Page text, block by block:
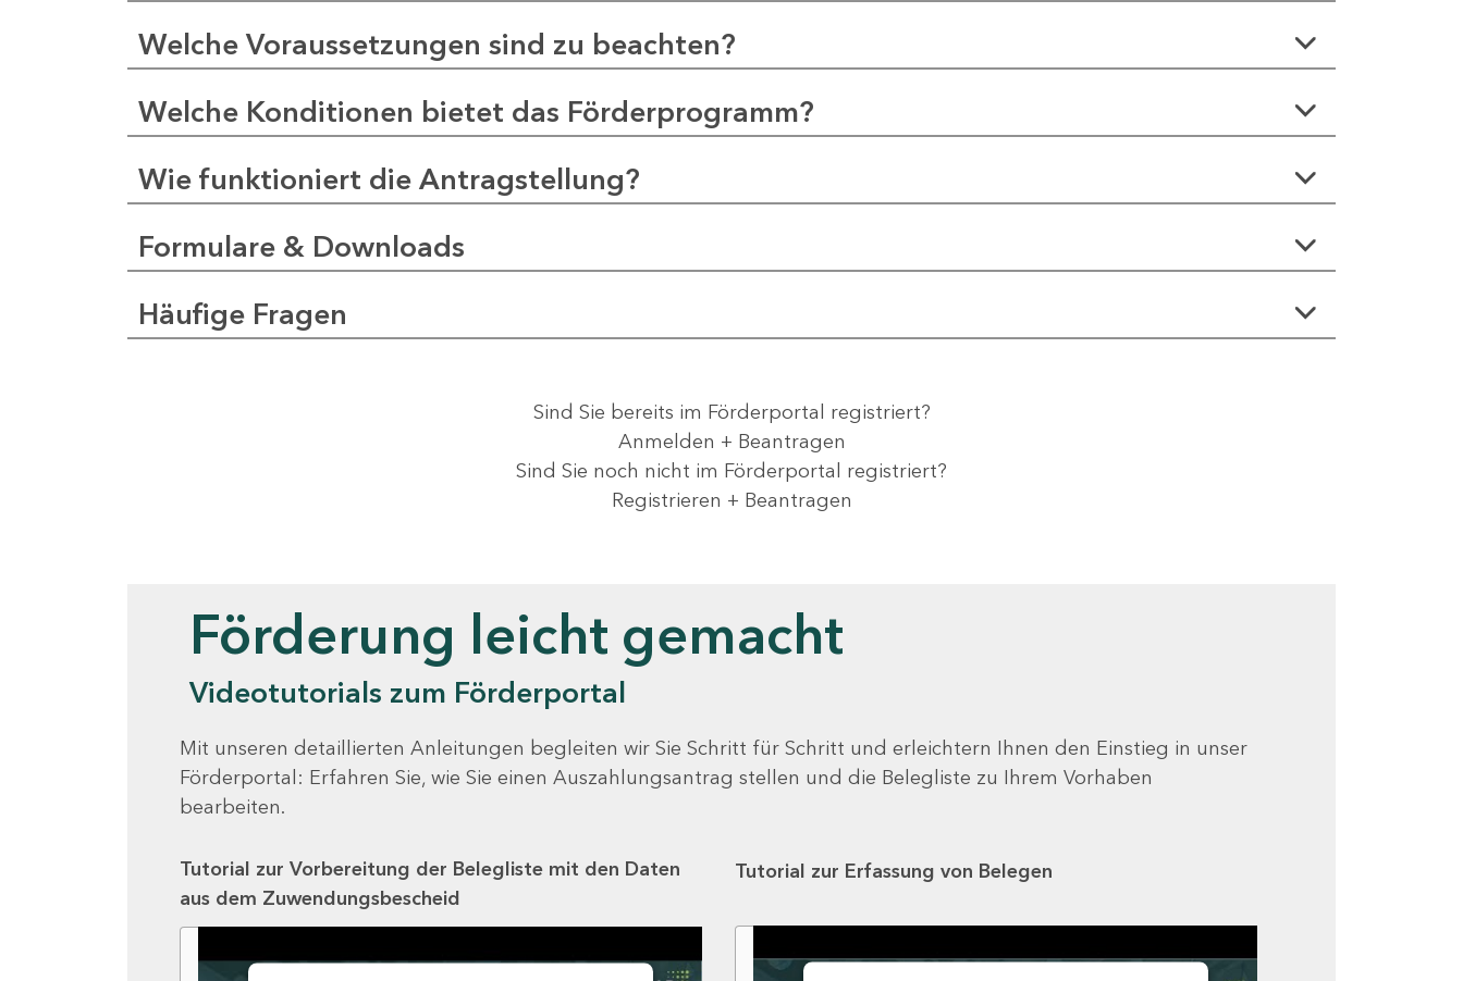
Welche Voraussetzungen sind zu beachten?
Welche Konditionen bietet das Förderprogramm?
Wie funktioniert die Antragstellung?
Formulare & Downloads
Häufige Fragen
Sind Sie bereits im Förderportal registriert?
Anmelden + Beantragen
Sind Sie noch nicht im Förderportal registriert?
Registrieren + Beantragen
Förderung leicht gemacht
Videotutorials zum Förderportal
Mit unseren detaillierten Anleitungen begleiten wir Sie Schritt für Schritt und erleichtern Ihnen den Einstieg in unser
Förderportal: Erfahren Sie, wie Sie einen Auszahlungsantrag stellen und die Belegliste zu Ihrem Vorhaben
bearbeiten.
Tutorial zur Vorbereitung der Belegliste mit den Daten
aus dem Zuwendungsbescheid
Tutorial zur Erfassung von Belegen